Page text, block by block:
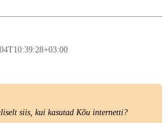
siis, kui kasutad Kõu internetti?